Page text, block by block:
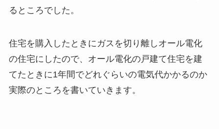
るところでした。
住宅を購入したときにガスを切り離しオール電化
の住宅にしたので、オール電化の戸建て住宅を建
てたときに1年間でどれぐらいの電気代かかるのか
実際のところを書いていきます。